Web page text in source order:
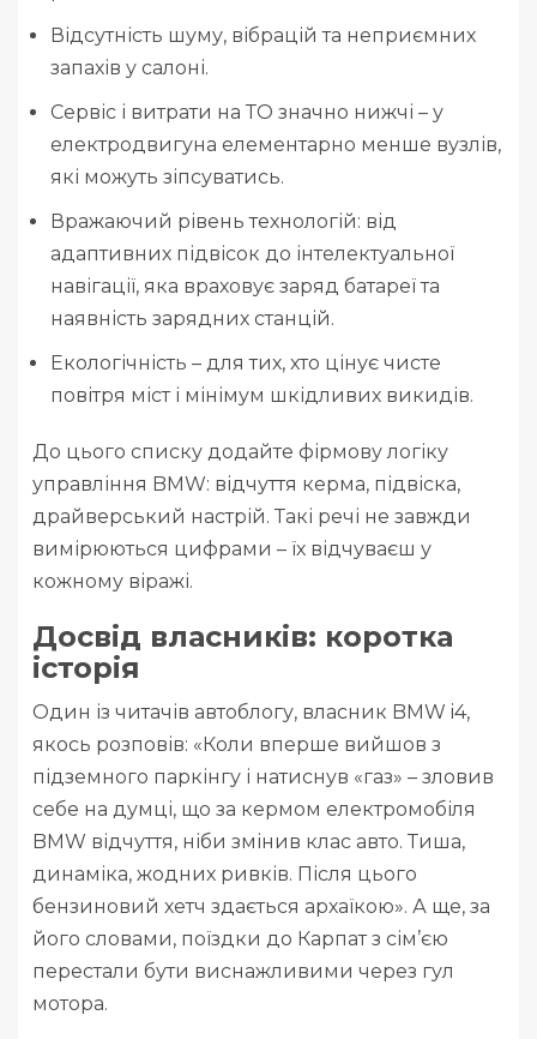
Відсутність шуму, вібрацій та неприємних
запахів у салоні.
Сервіс і витрати на ТО значно нижчі – у
електродвигуна елементарно менше вузлів,
які можуть зіпсуватись.
Вражаючий рівень технологій: від
адаптивних підвісок до інтелектуальної
навігації, яка враховує заряд батареї та
наявність зарядних станцій.
Екологічність – для тих, хто цінує чисте
повітря міст і мінімум шкідливих викидів.
До цього списку додайте фірмову логіку
управління BMW: відчуття керма, підвіска,
драйверський настрій. Такі речі не завжди
вимірюються цифрами – їх відчуваєш у
кожному віражі.
Досвід власників: коротка
історія
Один із читачів автоблогу, власник BMW i4,
якось розповів: «Коли вперше вийшов з
підземного паркінгу і натиснув «газ» – зловив
себе на думці, що за кермом електромобіля
BMW відчуття, ніби змінив клас авто. Тиша,
динаміка, жодних ривків. Після цього
бензиновий хетч здається архаїкою». А ще, за
його словами, поїздки до Карпат з сім’єю
перестали бути виснажливими через гул
мотора.